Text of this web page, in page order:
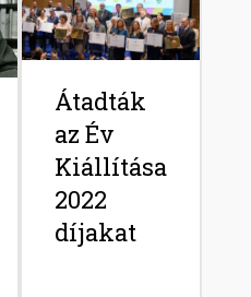
Átadták
az Év
Kiállítása
2022
díjakat